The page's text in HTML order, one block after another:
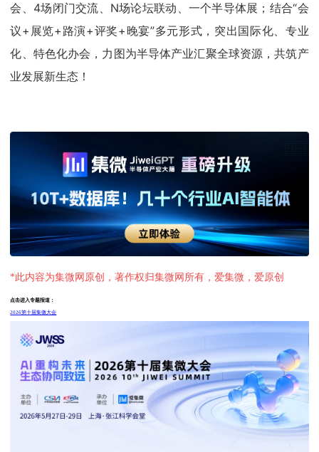
会、4场闭门交流、N场论坛联动、一个半导体展；结合“会
议+展览+路演+评奖+晚宴”多元形式，突出国际化、专业
化、特色化办会，力图为半导体产业汇聚全球资源，共筑产
业发展新生态！
*此内容为集微网原创，著作权归集微网所有，爱集微，爱原创
点击进入专题报道：
2026第十届集微大会